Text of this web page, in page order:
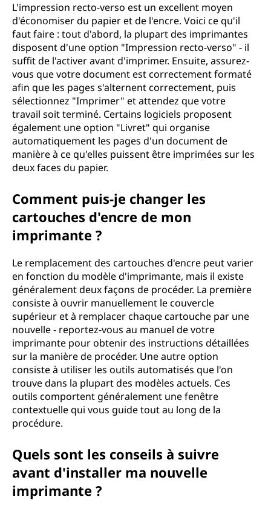
L'impression recto-verso est un excellent moyen
d'économiser du papier et de l'encre. Voici ce qu'il
faut faire : tout d'abord, la plupart des imprimantes
disposent d'une option "Impression recto-verso" - il
suffit de l'activer avant d'imprimer. Ensuite, assurez-
vous que votre document est correctement formaté
afin que les pages s'alternent correctement, puis
sélectionnez "Imprimer" et attendez que votre
travail soit terminé. Certains logiciels proposent
également une option "Livret" qui organise
automatiquement les pages d'un document de
manière à ce qu'elles puissent être imprimées sur les
deux faces du papier.
Comment puis-je changer les
cartouches d'encre de mon
imprimante ?
Le remplacement des cartouches d'encre peut varier
en fonction du modèle d'imprimante, mais il existe
généralement deux façons de procéder. La première
consiste à ouvrir manuellement le couvercle
supérieur et à remplacer chaque cartouche par une
nouvelle - reportez-vous au manuel de votre
imprimante pour obtenir des instructions détaillées
sur la manière de procéder. Une autre option
consiste à utiliser les outils automatisés que l'on
trouve dans la plupart des modèles actuels. Ces
outils comportent généralement une fenêtre
contextuelle qui vous guide tout au long de la
procédure.
Quels sont les conseils à suivre
avant d'installer ma nouvelle
imprimante ?